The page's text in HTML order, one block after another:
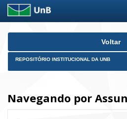
Skip
Voltar
REPOSITÓRIO INSTITUCIONAL DA UNB
Navegando por